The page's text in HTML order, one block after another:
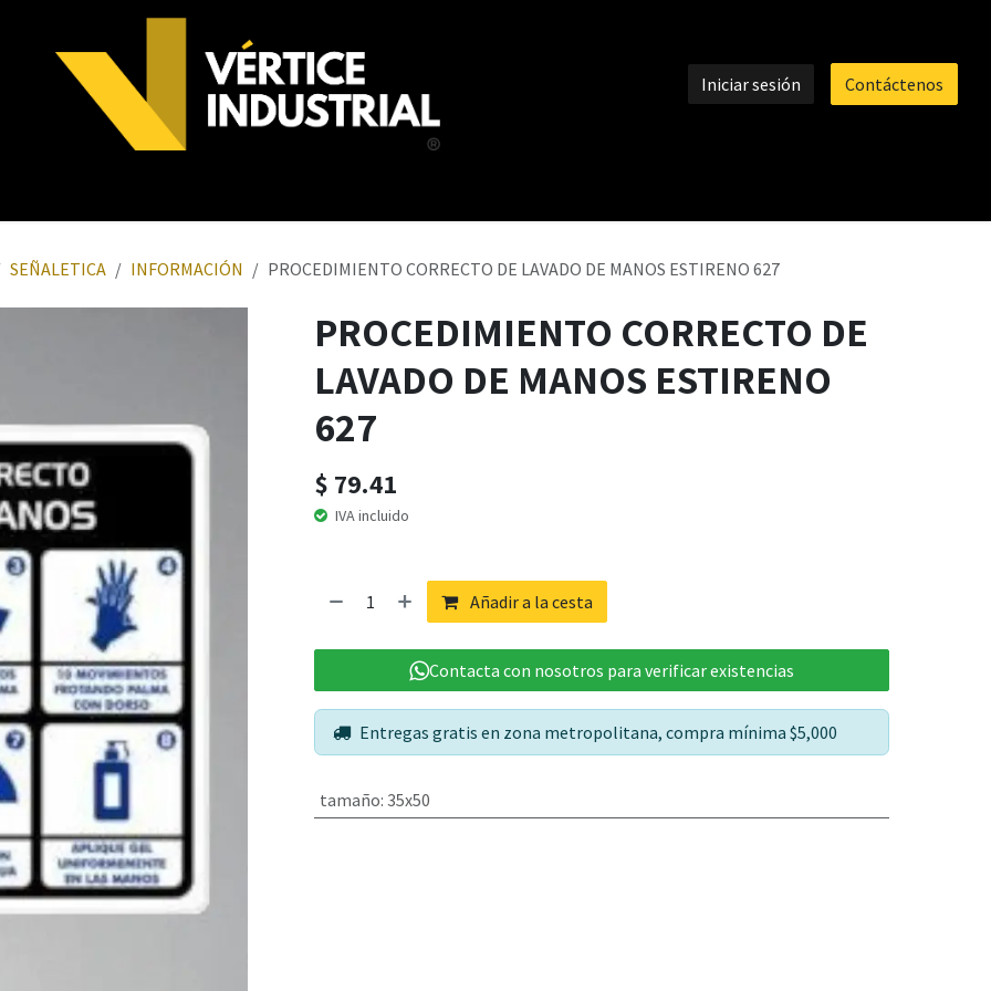
Iniciar sesión Contáctenos
SEÑALETICA INFORMACIÓN PROCEDIMIENTO CORRECTO DE LAVADO DE MANOS ESTIRENO 627
PROCEDIMIENTO CORRECTO DE
LAVADO DE MANOS ESTIRENO
627
$ 79.41
IVA incluido
Añadir a la cesta
Contacta con nosotros para verificar existencias
Entregas gratis en zona metropolitana, compra mínima $5,000
tamaño: 35x50